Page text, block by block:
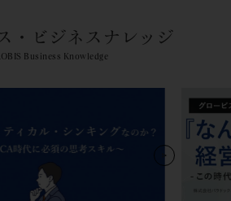
・ビジネスナレッジ
Business Knowledge